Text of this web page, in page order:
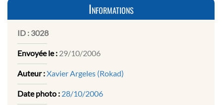
Informations
ID : 3028
Envoyée le : 29/10/2006
Auteur :Xavier Argeles (Rokad)
Date photo : 28/10/2006